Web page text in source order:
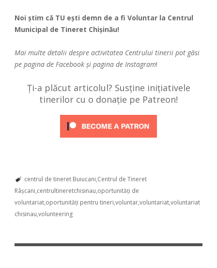
Noi ştim că TU eşti demn de a fi Voluntar la Centrul
Municipal de Tineret Chișinău!
Mai multe detalii despre activitatea Centrului tinerii pot găsi
pe pagina de Facebook și pagina de Instagram!
Ți-a plăcut articolul? Susține inițiativele
tinerilor cu o donație pe Patreon!
centrul de tineret Buiucani Centrul de Tineret
Râșcani centrultineretchisinau oportunități de
voluntariat oportunități pentru tineri voluntarvoluntariatvoluntariat
chisinau volunteering